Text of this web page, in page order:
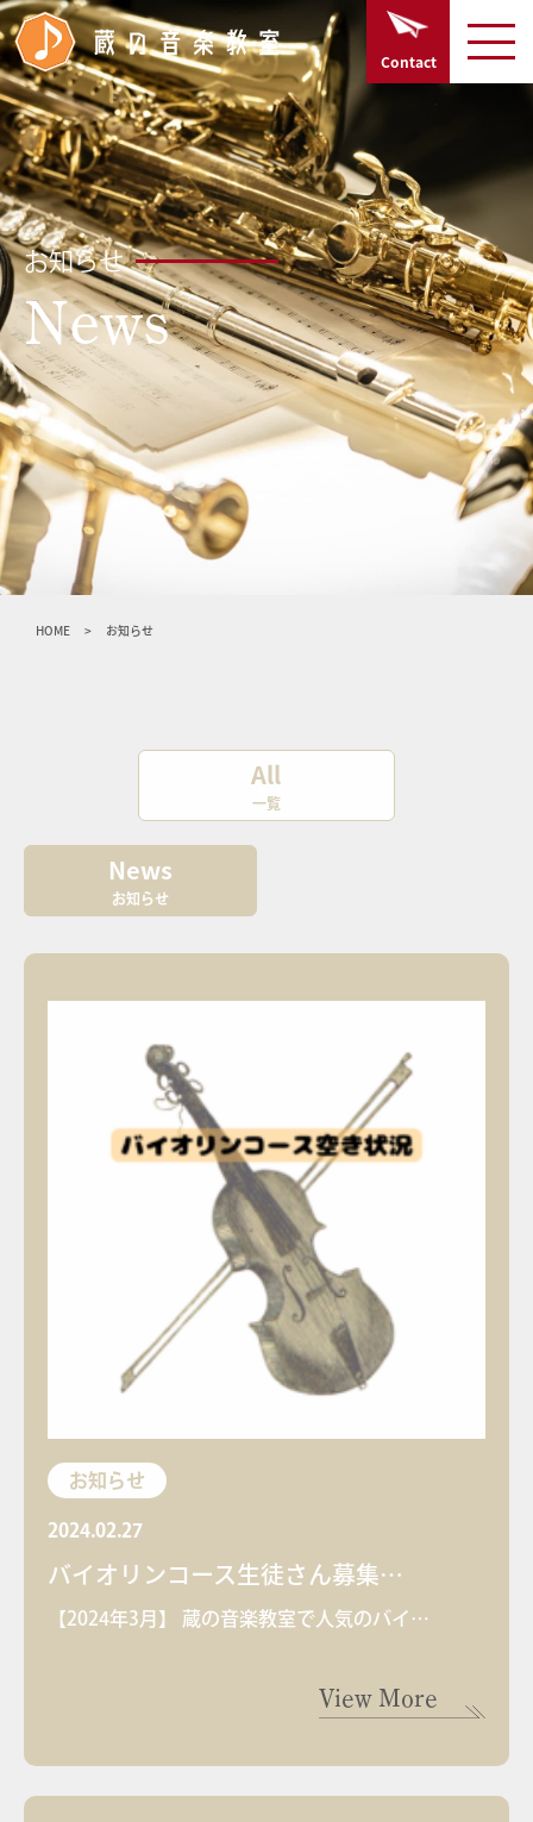
Contact
TOPページ
Home
開講楽器
Course
講師紹介
Lecturer profiles
お知らせ
News
お知らせ
News
HOME > お知らせ
All
一覧
News
お知らせ
お知らせ
2024.02.27
バイオリンコース生徒さん募集…
【2024年3月】 蔵の音楽教室で人気のバイ…
View More